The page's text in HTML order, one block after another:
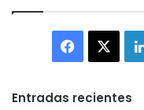
Facebook
Entradas recientes